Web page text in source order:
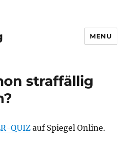
MENU
straffällig
QUIZ auf Spiegel Online.